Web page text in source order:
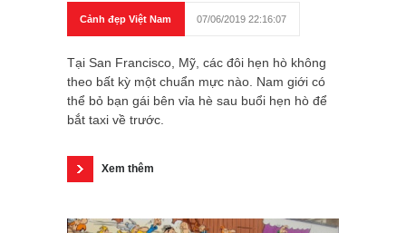
Cảnh đẹp Việt Nam 07/06/2019 22:16:07
Tại San Francisco, Mỹ, các đôi hẹn hò không
theo bất kỳ một chuẩn mực nào. Nam giới có
thể bỏ bạn gái bên vỉa hè sau buổi hẹn hò để
bắt taxi về trước.
Xem thêm